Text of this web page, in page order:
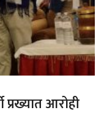
प्रख्यात आरोही